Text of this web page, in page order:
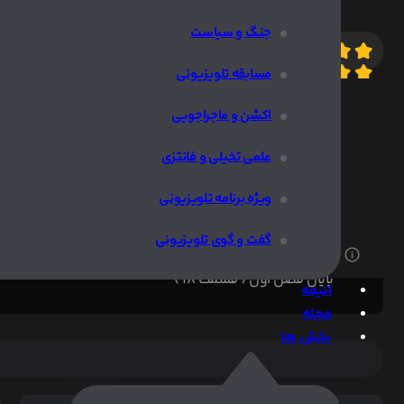
جنگ و سیاست
مسابقه تلویزیونی
اکشن و ماجراجویی
علمی تخیلی و فانتزی
ویژه برنامه تلویزیونی
گفت و گوی تلویزیونی
انیمه
مجله
بخش ها
پایان فصل اول ( قسمت 18 )